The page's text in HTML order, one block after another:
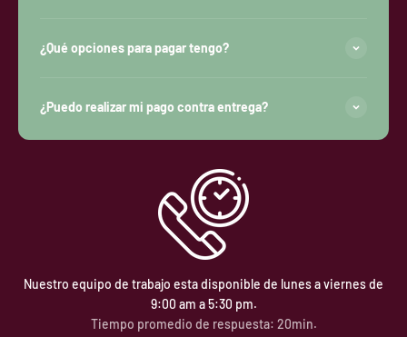
¿Qué opciones para pagar tengo?
¿Puedo realizar mi pago contra entrega?
Nuestro equipo de trabajo esta disponible de lunes a viernes de
9:00 am a 5:30 pm.
Tiempo promedio de respuesta: 20min.